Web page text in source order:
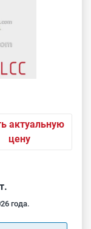
актуальную
цену
года.